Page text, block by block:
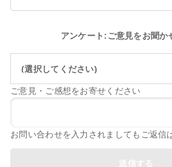
アンケート:ご意見をお聞か
(選択してください)
ご意見・ご感想をお寄せください
お問い合わせを入力されましてもご返信